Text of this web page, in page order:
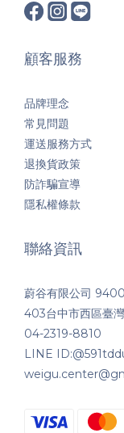
顧客服務
品牌理念
常見問題
運送服務方式
退換貨政策
防詐騙宣導
隱私權條款
聯絡資訊
蔚谷有限公司
403台中市西區臺
04-2319-8810
LINE